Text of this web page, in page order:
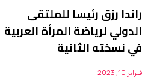
راندا رزق رئيسا للملتقى
الدولي لرياضة المرأة العربية
في نسخته الثانية
فبراير 10, 2023